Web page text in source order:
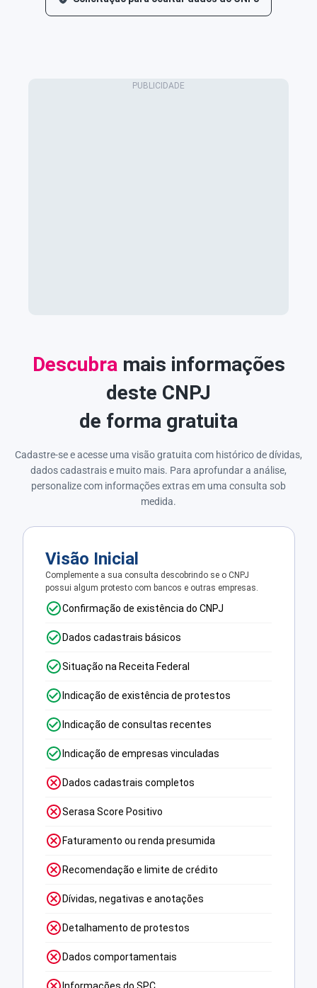
Descubra mais informações
deste CNPJ
de forma gratuita
Cadastre-se e acesse uma visão gratuita com histórico de dívidas,
dados cadastrais e muito mais. Para aprofundar a análise,
personalize com informações extras em uma consulta sob
medida.
Visão Inicial
Complemente a sua consulta descobrindo se o CNPJ
possui algum protesto com bancos e outras empresas.
Confirmação de existência do CNPJ
Dados cadastrais básicos
Situação na Receita Federal
Indicação de existência de protestos
Indicação de consultas recentes
Indicação de empresas vinculadas
Dados cadastrais completos
Serasa Score Positivo
Faturamento ou renda presumida
Recomendação e limite de crédito
Dívidas, negativas e anotações
Detalhamento de protestos
Dados comportamentais